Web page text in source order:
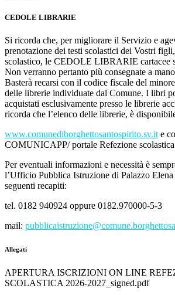
CEDOLE LIBRARIE
Si ricorda che, per migliorare il Servizio e
prenotazione dei testi scolastici dei Vostri
scolastico, le CEDOLE LIBRARIE cartacee
Non verranno pertanto più consegnate a
Basterà recarsi con il codice fiscale del
delle librerie individuate dal Comune. I libri
acquistati esclusivamente presso le librerie
ricorda che l’elenco delle librerie, è
www.comunediborghettosantospirito.sv.it e
COMUNICAPP/ portale Refezione
Per eventuali informazioni e necessità è
l’Ufficio Pubblica Istruzione di Palazzo Elena
seguenti recapiti:
tel. 0182 940924 oppure 0182.970000-5-3
mail:
Allegati
APERTURA ISCRIZIONI ON LINE
SCOLASTICA 2026-2027_signed.pdf